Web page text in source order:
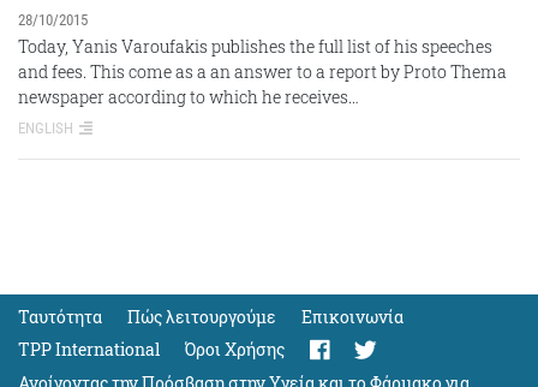
28/10/2015
Today, Yanis Varoufakis publishes the full list of his speeches
and fees. This come as a an answer to a report by Proto Thema
newspaper according to which he receives…
ENGLISH
Ταυτότητα Πώς λειτουργούμε
Eπικοινωνία
TPP International
Όροι Χρήσης